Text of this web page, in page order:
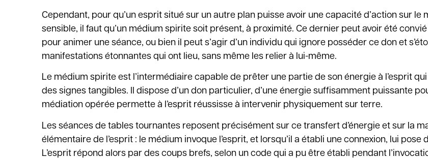
Cependant, pour qu’un esprit situé sur un autre plan puisse avoir une capacité d’action sur le
sensible, il faut qu’un médium spirite soit présent, à proximité. Ce dernier peut avoir été
pour animer une séance, ou bien il peut s’agir d’un individu qui ignore posséder ce don et
manifestations étonnantes qui ont lieu, sans même les relier à lui-même.
Le médium spirite est l’intermédiaire capable de prêter une partie de son énergie à l’esprit
des signes tangibles. Il dispose d’un don particulier, d’une énergie suffisamment puissante
médiation opérée permette à l’esprit réussisse à intervenir physiquement sur terre.
Les séances de tables tournantes reposent précisément sur ce transfert d’énergie et sur la
élémentaire de l’esprit : le médium invoque l’esprit, et lorsqu’il a établi une connexion, lui pose
L’esprit répond alors par des coups brefs, selon un code qui a pu être établi pendant